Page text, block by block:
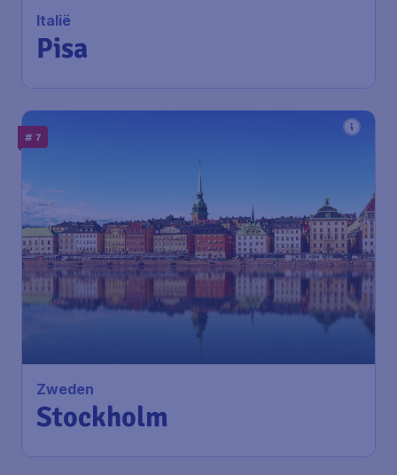
Italië
Pisa
# 7
Zweden
Stockholm